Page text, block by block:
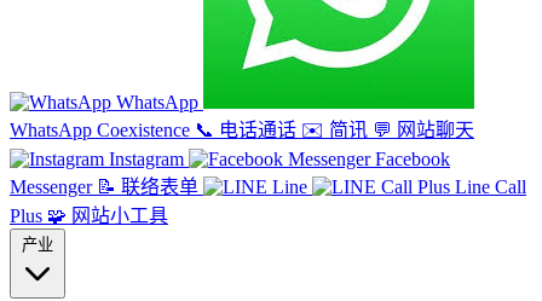
WhatsApp
WhatsApp Coexistence 📞 电话通话 ✉️ 简讯 💬 网站聊天
Instagram
Facebook
Messenger 📝 联络表单 Line
Line Call
Plus 🧩 网站小工具
产业